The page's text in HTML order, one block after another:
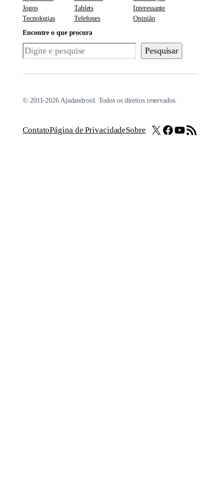
Jogos
Tecnologias
Tablets
Telefones
Interessante
Opinião
Encontre o que procura
Pesquisar Pesquisar
© 2011-2026 Ajudandroid. Todos os direitos reservados.
ContatoPágina de PrivacidadeSobre X Facebook
Youtube
Feed RSS